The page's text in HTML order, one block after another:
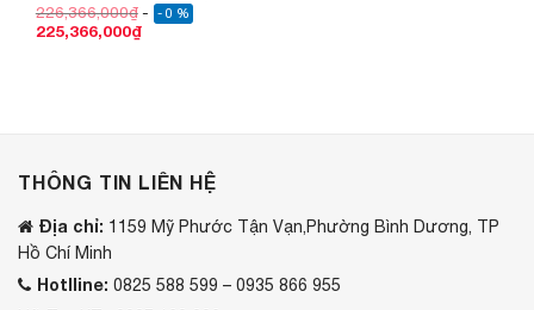
226,366,000₫ - 0 %
225,366,000₫
THÔNG TIN LIÊN HỆ
Địa chỉ: 1159 Mỹ Phước Tận Vạn,Phường Bình Dương, TP
Hồ Chí Minh
Hotlline: 0825 588 599 – 0935 866 955